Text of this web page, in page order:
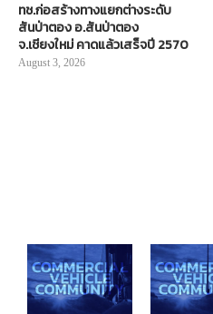
ทช.ก่อสร้างทางแยกต่างระดับ
สันป่าตอง อ.สันป่าตอง
จ.เชียงใหม่ คาดแล้วเสร็จปี 2570
August 3, 2026